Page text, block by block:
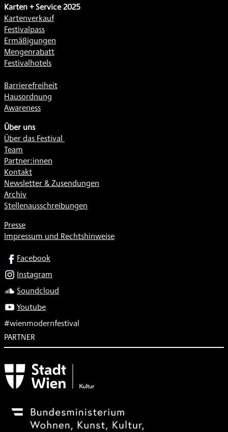
Karten + Service 2025
Kartenverkauf
Festivalpass
Ermäßigungen
Mengenrabatt
Festivalhotels
Barrierefreiheit
Hausordnung
Awareness
Über uns
Über das Festival
Team
Partner:innen
Kontakt
Newsletter & Zusendungen
Archiv
Stellenausschreibungen
Presse
Impressum und Rechtshinweise
SOCIALFacebook
Instagram
Soundcloud
Youtube
#wienmodernfestival
PARTNER
Subventionsgeber